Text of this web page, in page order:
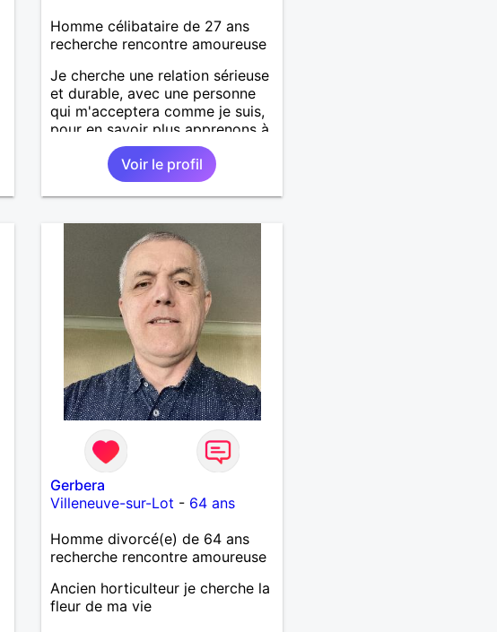
Homme célibataire de 27 ans
recherche rencontre amoureuse
Je cherche une relation sérieuse
et durable, avec une personne
qui m'acceptera comme je suis,
pour en savoir plus apprenons à
nous connaître 🙂
Voir le profil
Gerbera
Villeneuve-sur-Lot - 64 ans
Homme divorcé(e) de 64 ans
recherche rencontre amoureuse
Ancien horticulteur je cherche la
fleur de ma vie